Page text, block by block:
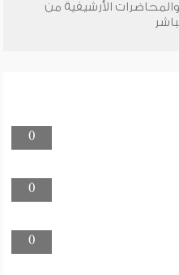
الأرشيفية من
0
0
0